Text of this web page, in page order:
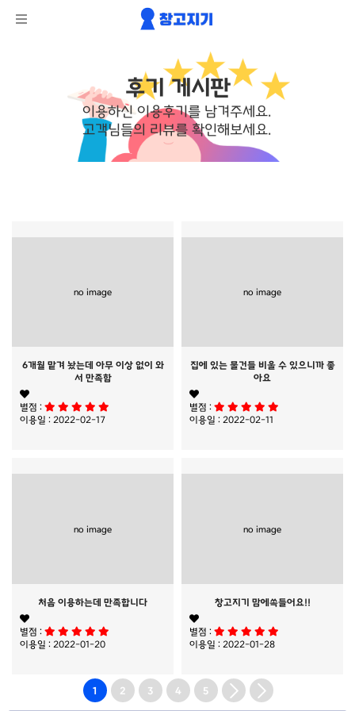
후기 게시판
이용하신 이용후기를 남겨주세요.
고객님들의 리뷰를 확인해보세요.
no image
6개월 맡겨 놨는데 아무 이상 없이 와
서 만족함
별점 :
이용일 : 2022-02-17
no image
집에 있는 물건들 비울 수 있으니까 좋
아요
별점 :
이용일 : 2022-02-11
no image
처음 이용하는데 만족합니다
별점 :
이용일 : 2022-01-20
no image
창고지기 맘에쏙들어요!!
별점 :
이용일 : 2022-01-28
1 2 3 4 5